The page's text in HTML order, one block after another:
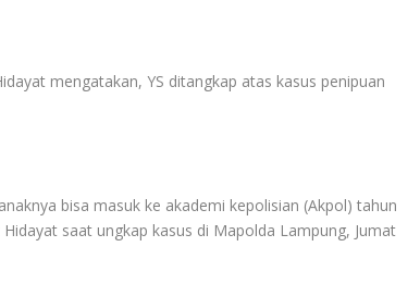
mengatakan, YS ditangkap atas kasus penipuan
bisa masuk ke akademi kepolisian (Akpol) tahun
saat ungkap kasus di Mapolda Lampung, Jumat